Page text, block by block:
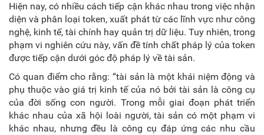
Hiện nay, có nhiều cách tiếp cận khác nhau trong việc nhận
diện và phân loại token, xuất phát từ các lĩnh vực như công
nghệ, kinh tế, tài chính hay quản trị dữ liệu. Tuy nhiên, trong
phạm vi nghiên cứu này, vấn đề tính chất pháp lý của token
được tiếp cận dưới góc độ pháp lý về tài sản.
Có quan điểm cho rằng: “tài sản là một khái niệm động và
phụ thuộc vào giá trị kinh tế của nó bởi tài sản là công cụ
của đời sống con người. Trong mỗi giai đoạn phát triển
khác nhau của xã hội loài người, tài sản có một phạm vi
khác nhau, nhưng đều là công cụ đáp ứng các nhu cầu